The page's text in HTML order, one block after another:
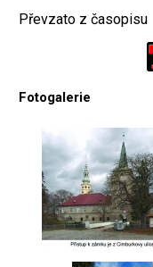
Převzato z časopisu
Fotogalerie